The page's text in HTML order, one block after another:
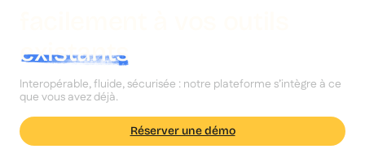
existants
Interopérable, fluide, sécurisée : notre plateforme s’intègre à ce
que vous avez déjà.
Réserver une démo